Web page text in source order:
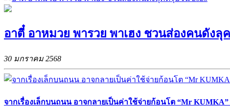
อาตี๋ อาหมวย พารวย พาเฮง ชวนส่องคนดังลุ
30 มกราคม 2568
จากเรื่องเล็กบนถนน อาจกลายเป็นค่าใช้จ่ายก้อนโต “Mr